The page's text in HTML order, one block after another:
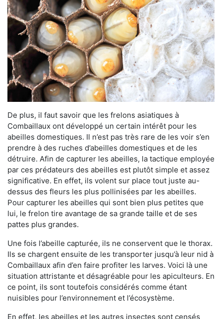
De plus, il faut savoir que les frelons asiatiques à
Combaillaux ont développé un certain intérêt pour les
abeilles domestiques. Il n’est pas très rare de les voir s’en
prendre à des ruches d’abeilles domestiques et de les
détruire. Afin de capturer les abeilles, la tactique employée
par ces prédateurs des abeilles est plutôt simple et assez
significative. En effet, ils volent sur place tout juste au-
dessus des fleurs les plus pollinisées par les abeilles.
Pour capturer les abeilles qui sont bien plus petites que
lui, le frelon tire avantage de sa grande taille et de ses
pattes plus grandes.
Une fois l’abeille capturée, ils ne conservent que le thorax.
Ils se chargent ensuite de les transporter jusqu’à leur nid à
Combaillaux afin d’en faire profiter les larves. Voici là une
situation attristante et désagréable pour les apiculteurs. En
ce point, ils sont toutefois considérés comme étant
nuisibles pour l’environnement et l’écosystème.
En effet, les abeilles et les autres insectes sont censés